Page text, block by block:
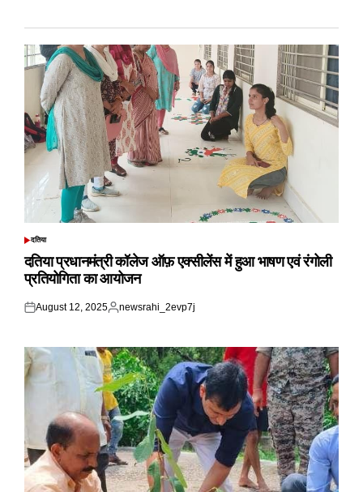
POSTED
दतिया
दतिया प्रधानमंत्री कॉलेज ऑफ़ एक्सीलेंस में हुआ भाषण एवं रंगोली
प्रतियोगिता का आयोजन
Posted
August 12, 2025
Posted
newsrahi_2evp7j